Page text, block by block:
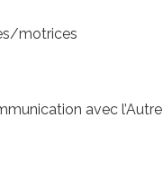
motrices
avec l’Autre